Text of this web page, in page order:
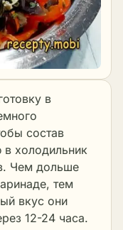
в
состав
в холодильник
Чем дольше
тем
вкус они
12-24 часа.